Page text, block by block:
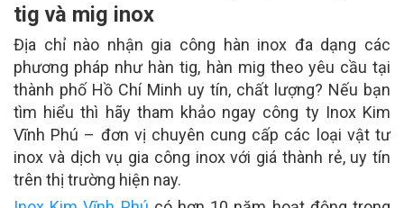
tig và mig inox
Địa chỉ nào nhận gia công hàn inox đa dạng các
phương pháp như hàn tig, hàn mig theo yêu cầu tại
thành phố Hồ Chí Minh uy tín, chất lượng? Nếu bạn
tìm hiểu thì hãy tham khảo ngay công ty Inox Kim
Vĩnh Phú – đơn vị chuyên cung cấp các loại vật tư
inox và dịch vụ gia công inox với giá thành rẻ, uy tín
trên thị trường hiện nay.